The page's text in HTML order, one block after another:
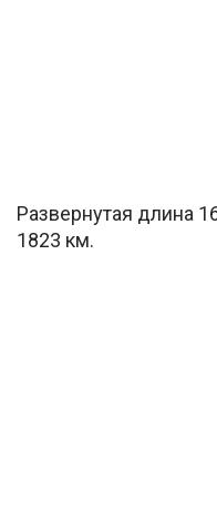
Развернутая длина
1823 км.